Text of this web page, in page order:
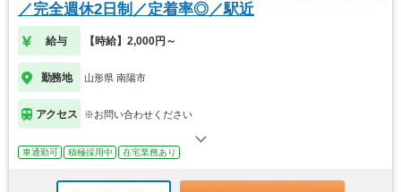
／完全週休2日制／定着率◎／駅近
給与 【時給】2,000円～
勤務地 山形県 南陽市
アクセス ※お問い合わせください
車通勤可 積極採用中 在宅業務あり